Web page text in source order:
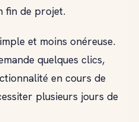
fin de projet.
et moins onéreuse.
quelques clics,
en cours de
plusieurs jours de